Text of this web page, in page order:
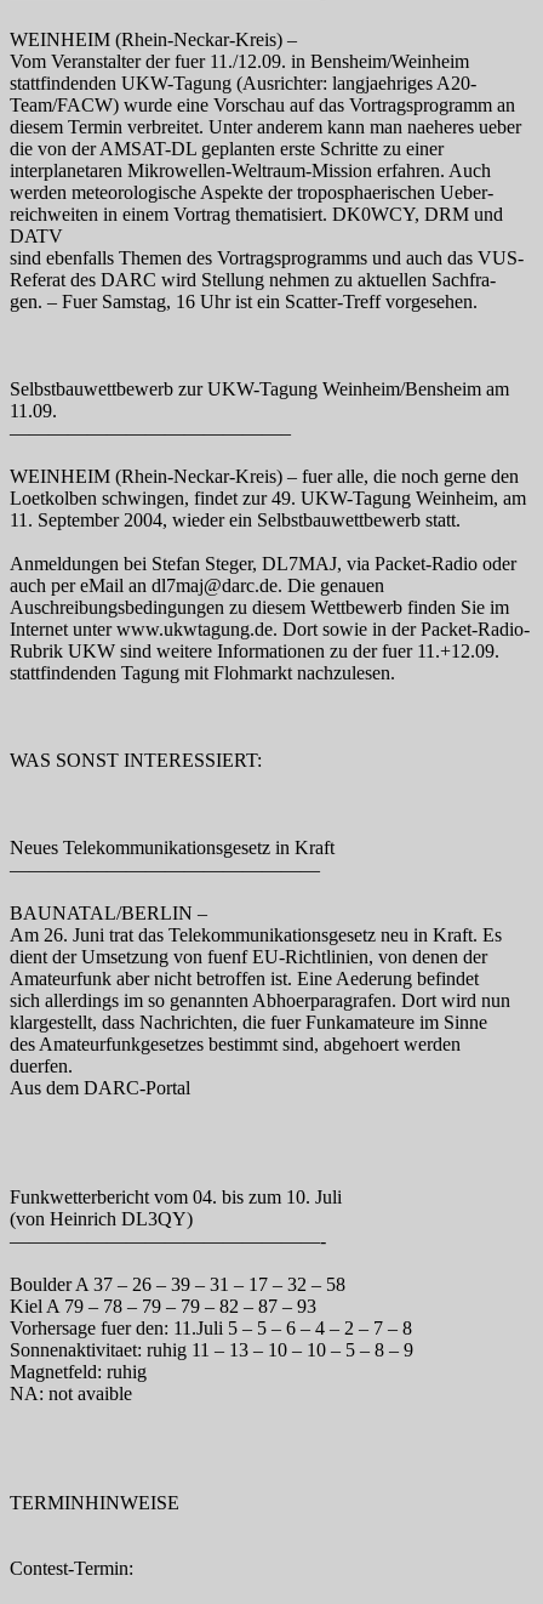
WEINHEIM (Rhein-Neckar-Kreis) –
Vom Veranstalter der fuer 11./12.09. in Bensheim/Weinheim
stattfindenden UKW-Tagung (Ausrichter: langjaehriges A20-
Team/FACW) wurde eine Vorschau auf das Vortragsprogramm an
diesem Termin verbreitet. Unter anderem kann man naeheres ueber
die von der AMSAT-DL geplanten erste Schritte zu einer
interplanetaren Mikrowellen-Weltraum-Mission erfahren. Auch
werden meteorologische Aspekte der troposphaerischen Ueber-
reichweiten in einem Vortrag thematisiert. DK0WCY, DRM und
DATV
sind ebenfalls Themen des Vortragsprogramms und auch das VUS-
Referat des DARC wird Stellung nehmen zu aktuellen Sachfra-
gen. – Fuer Samstag, 16 Uhr ist ein Scatter-Treff vorgesehen.
Selbstbauwettbewerb zur UKW-Tagung Weinheim/Bensheim am
11.09.
——————————————–
WEINHEIM (Rhein-Neckar-Kreis) – fuer alle, die noch gerne den
Loetkolben schwingen, findet zur 49. UKW-Tagung Weinheim, am
11. September 2004, wieder ein Selbstbauwettbewerb statt.
Anmeldungen bei Stefan Steger, DL7MAJ, via Packet-Radio oder
auch per eMail an dl7maj@darc.de. Die genauen
Auschreibungsbedingungen zu diesem Wettbewerb finden Sie im
Internet unter www.ukwtagung.de. Dort sowie in der Packet-Radio-
Rubrik UKW sind weitere Informationen zu der fuer 11.+12.09.
stattfindenden Tagung mit Flohmarkt nachzulesen.
WAS SONST INTERESSIERT:
Neues Telekommunikationsgesetz in Kraft
————————————————
BAUNATAL/BERLIN –
Am 26. Juni trat das Telekommunikationsgesetz neu in Kraft. Es
dient der Umsetzung von fuenf EU-Richtlinien, von denen der
Amateurfunk aber nicht betroffen ist. Eine Aederung befindet
sich allerdings im so genannten Abhoerparagrafen. Dort wird nun
klargestellt, dass Nachrichten, die fuer Funkamateure im Sinne
des Amateurfunkgesetzes bestimmt sind, abgehoert werden
duerfen.
Aus dem DARC-Portal
Funkwetterbericht vom 04. bis zum 10. Juli
(von Heinrich DL3QY)
————————————————-
Boulder A 37 – 26 – 39 – 31 – 17 – 32 – 58
Kiel A 79 – 78 – 79 – 79 – 82 – 87 – 93
Vorhersage fuer den: 11.Juli 5 – 5 – 6 – 4 – 2 – 7 – 8
Sonnenaktivitaet: ruhig 11 – 13 – 10 – 10 – 5 – 8 – 9
Magnetfeld: ruhig
NA: not avaible
TERMINHINWEISE
Contest-Termin: